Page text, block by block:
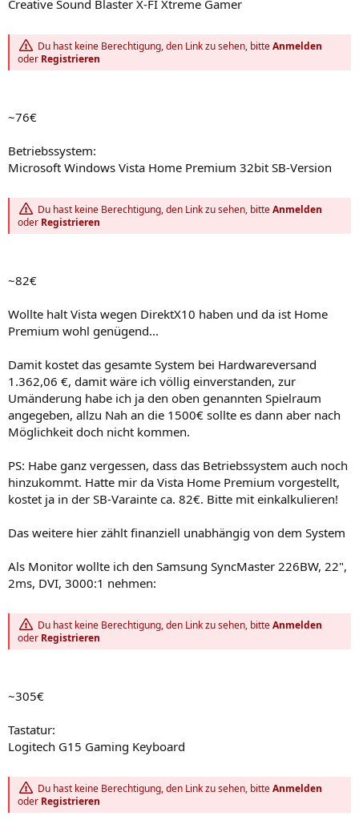
Creative Sound Blaster X-FI Xtreme Gamer
Du hast keine Berechtigung, den Link zu sehen, bitteAnmelden
oder Registrieren
~76€
Betriebssystem:
Microsoft Windows Vista Home Premium 32bit SB-Version
Du hast keine Berechtigung, den Link zu sehen, bitteAnmelden
oder Registrieren
~82€
Wollte halt Vista wegen DirektX10 haben und da ist Home
Premium wohl genügend...
Damit kostet das gesamte System bei Hardwareversand
1.362,06 €, damit wäre ich völlig einverstanden, zur
Umänderung habe ich ja den oben genannten Spielraum
angegeben, allzu Nah an die 1500€ sollte es dann aber nach
Möglichkeit doch nicht kommen.
PS: Habe ganz vergessen, dass das Betriebssystem auch noch
hinzukommt. Hatte mir da Vista Home Premium vorgestellt,
kostet ja in der SB-Varainte ca. 82€. Bitte mit einkalkulieren!
Das weitere hier zählt finanziell unabhängig von dem System
Als Monitor wollte ich den Samsung SyncMaster 226BW, 22",
2ms, DVI, 3000:1 nehmen:
Du hast keine Berechtigung, den Link zu sehen, bitteAnmelden
oder Registrieren
~305€
Tastatur:
Logitech G15 Gaming Keyboard
Du hast keine Berechtigung, den Link zu sehen, bitteAnmelden
oder Registrieren